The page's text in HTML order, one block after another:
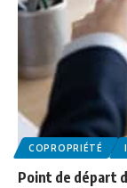
COPROPRIÉTÉ
Point de départ